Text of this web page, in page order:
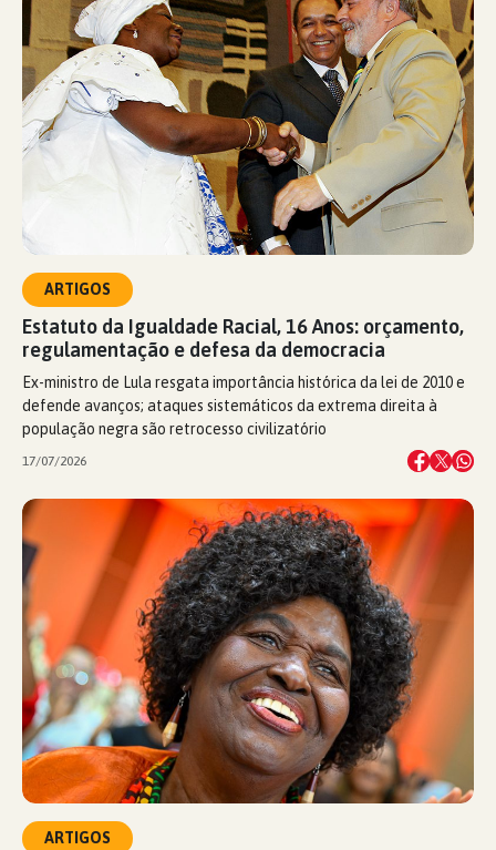
ARTIGOS
Estatuto da Igualdade Racial, 16 Anos: orçamento,
regulamentação e defesa da democracia
Ex-ministro de Lula resgata importância histórica da lei de 2010 e
defende avanços; ataques sistemáticos da extrema direita à
população negra são retrocesso civilizatório
17/07/2026
ARTIGOS